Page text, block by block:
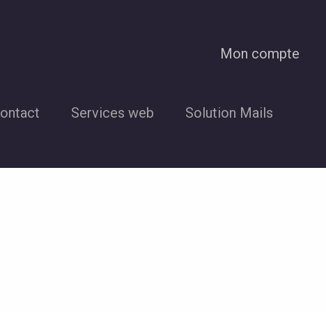
Mon compte
Services web Solution Mails